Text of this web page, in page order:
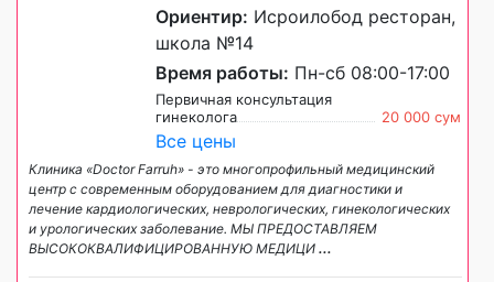
Ориентир: Исроилобод ресторан,
школа №14
Время работы: Пн-сб 08:00-17:00
Первичная консультация
гинеколога
20 000 сум
Все цены
Клиника «Doctor Farruh» - это многопрофильный медицинский
центр с современным оборудованием для диагностики и
лечение кардиологических, неврологических, гинекологических
и урологических заболевание. МЫ ПРЕДОСТАВЛЯЕМ
ВЫСОКОКВАЛИФИЦИРОВАННУЮ МЕДИЦИ ...